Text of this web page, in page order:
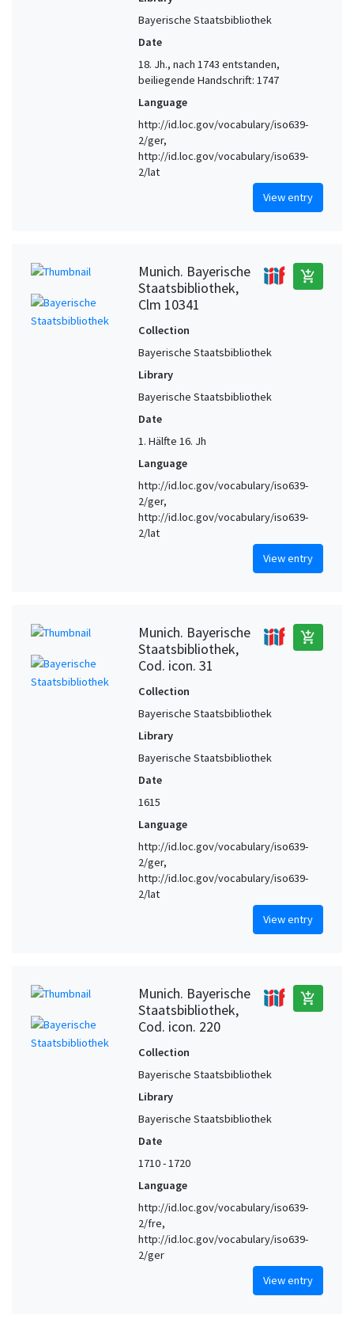
Bayerische Staatsbibliothek
Date
18. Jh., nach 1743 entstanden,
beiliegende Handschrift: 1747
Language
http://id.loc.gov/vocabulary/iso639-
2/ger,
http://id.loc.gov/vocabulary/iso639-
2/lat
View entry
Munich. Bayerische
Staatsbibliothek,
Clm 10341
add_shopping_cart
Collection
Bayerische Staatsbibliothek
Library
Bayerische Staatsbibliothek
Date
1. Hälfte 16. Jh
Language
http://id.loc.gov/vocabulary/iso639-
2/ger,
http://id.loc.gov/vocabulary/iso639-
2/lat
View entry
Munich. Bayerische
Staatsbibliothek,
Cod. icon. 31
add_shopping_cart
Collection
Bayerische Staatsbibliothek
Library
Bayerische Staatsbibliothek
Date
1615
Language
http://id.loc.gov/vocabulary/iso639-
2/ger,
http://id.loc.gov/vocabulary/iso639-
2/lat
View entry
Munich. Bayerische
Staatsbibliothek,
Cod. icon. 220
add_shopping_cart
Collection
Bayerische Staatsbibliothek
Library
Bayerische Staatsbibliothek
Date
1710 - 1720
Language
http://id.loc.gov/vocabulary/iso639-
2/fre,
http://id.loc.gov/vocabulary/iso639-
2/ger
View entry